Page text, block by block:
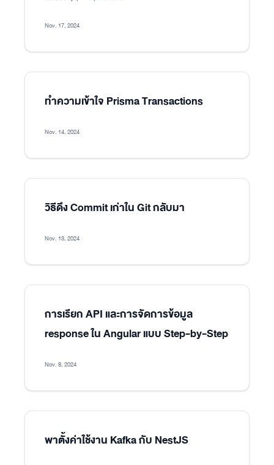
Nov. 17, 2024
ทำความเข้าใจ Prisma Transactions
Nov. 14, 2024
วิธีดึง Commit เก่าใน Git กลับมา
Nov. 13, 2024
การเรียก API และการจัดการข้อมูล
response ใน Angular แบบ Step-by-Step
Nov. 8, 2024
พาตั้งค่าใช้งาน Kafka กับ NestJS